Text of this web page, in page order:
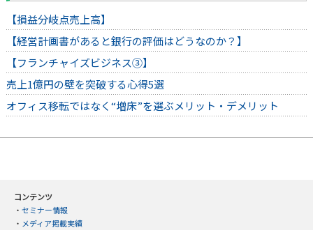
【損益分岐点売上高】
【経営計画書があると銀行の評価はどうなのか？】
【フランチャイズビジネス③】
売上1億円の壁を突破する心得5選
オフィス移転ではなく“増床”を選ぶメリット・デメリット
コンテンツ
・ セミナー情報
・ メディア掲載実績